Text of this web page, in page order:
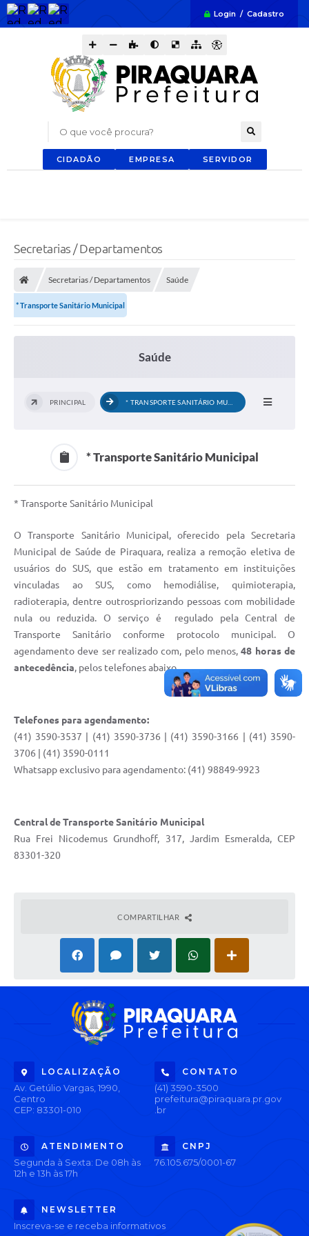
Login / Cadastro
O que você procura?
CIDADÃO EMPRESA SERVIDOR
Secretarias / Departamentos
Secretarias / Departamentos Saúde
* Transporte Sanitário Municipal
Saúde
PRINCIPAL
* Transporte Sanitário Municipal
* Transporte Sanitário Municipal
O Transporte Sanitário Municipal, oferecido pela Secretaria
Municipal de Saúde de Piraquara, realiza a remoção eletiva de
usuários do SUS, que estão em tratamento em instituições
vinculadas ao SUS, como hemodiálise, quimioterapia,
radioterapia, dentre outrospriorizando pessoas com mobilidade
nula ou reduzida. O serviço é regulado pela Central de
Transporte Sanitário conforme protocolo municipal. O
agendamento deve ser realizado com, pelo menos,48 horas de
antecedência, pelos telefones abaixo.
Telefones para agendamento:
(41) 3590-3537 | (41) 3590-3736 | (41) 3590-3166 | (41) 3590-
3706 | (41) 3590-0111
Whatsapp exclusivo para agendamento: (41) 98849-9923
Central de Transporte Sanitário Municipal
Rua Frei Nicodemus Grundhoff, 317, Jardim Esmeralda, CEP
83301-320
COMPARTILHAR
LOCALIZAÇÃO
Av. Getúlio Vargas, 1990,
Centro
CEP: 83301-010
CONTATO
(41) 3590-3500
prefeitura@piraquara.pr.gov
.br
ATENDIMENTO
Segunda à Sexta: De 08h às
12h e 13h às 17h
CNPJ
76.105.675/0001-67
NEWSLETTER
Inscreva-se e receba informativos